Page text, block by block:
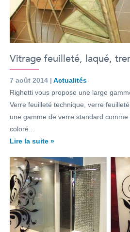
Vitrage feuilleté, laqué,
7 août 2014 | Actualités
Righetti vous propose une large
Verre feuilleté technique, verre
une gamme de verre standard
coloré...
Lire la suite »